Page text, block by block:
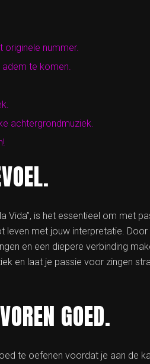
originele nummer.
te komen.
achtergrondmuziek.
Vida”, is het essentieel om met
met jouw interpretatie.
en een diepere verbinding
en laat je passie voor zingen
GOED.
te oefenen voordat je aan de